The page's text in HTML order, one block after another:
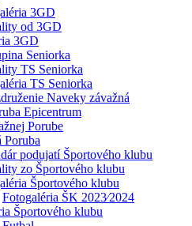
3GD
od 3GD
3GD
Seniorka
TS Seniorka
TS Seniorka
Naveky závažná
Epicentrum
Porube
Poruba
podujatí Športového klubu
zo Športového klubu
Športového klubu
Fotogaléria ŠK 2023⁄2024
Športového klubu